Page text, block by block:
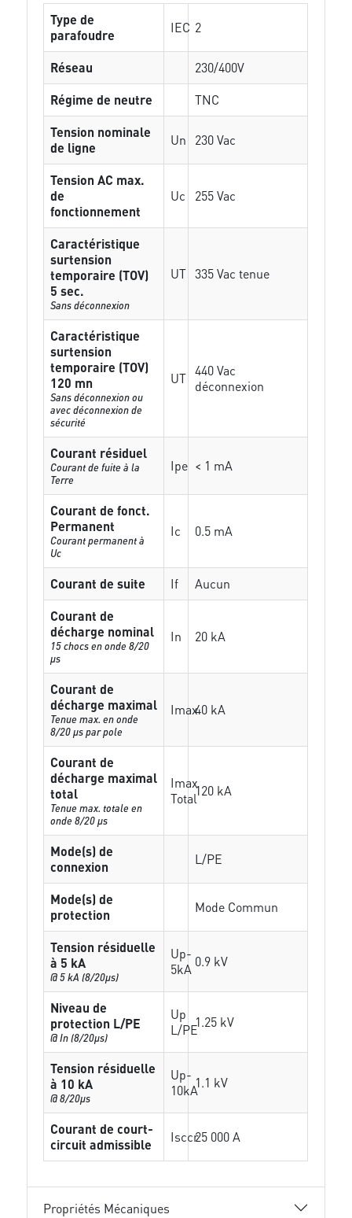
Type de
parafoudre
IEC 2
Réseau
230/400V
Régime de neutre
TNC
Tension nominale
de ligne
Un 230 Vac
Tension AC max.
de
fonctionnement
Uc 255 Vac
Caractéristique
surtension
temporaire (TOV)
5 sec.
Sans déconnexion
UT 335 Vac tenue
Caractéristique
surtension
temporaire (TOV)
120 mn
Sans déconnexion ou
avec déconnexion de
sécurité
UT 440 Vac
déconnexion
Courant résiduel
Courant de fuite à la
Terre
Ipe < 1 mA
Courant de fonct.
Permanent
Courant permanent à
Uc
Ic 0.5 mA
Courant de suite If
Aucun
Courant de
décharge nominal
15 chocs en onde 8/20
µs
In 20 kA
Courant de
décharge maximal
Tenue max. en onde
8/20 µs par pole
Imax40 kA
Courant de
décharge maximal
total
Tenue max. totale en
onde 8/20 µs
Imax
Total120 kA
Mode(s) de
connexion
L/PE
Mode(s) de
protection
Mode Commun
Tension résiduelle
à 5 kA
@ 5 kA (8/20µs)
Up-
5kA 0.9 kV
Niveau de
protection L/PE
@ In (8/20µs)
Up
L/PE1.25 kV
Tension résiduelle
à 10 kA
@ 8/20µs
Up-
10kA1.1 kV
Courant de court-
circuit admissible
Isccr25 000 A
Propriétés Mécaniques